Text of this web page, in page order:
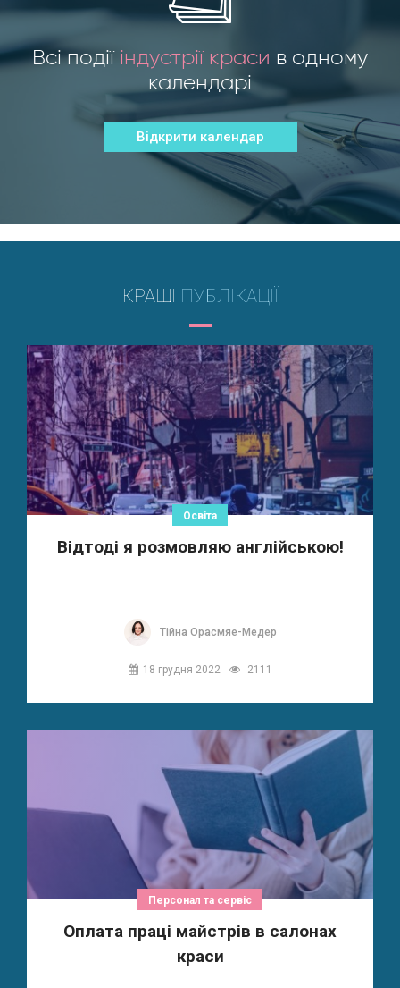
Всі події індустрії краси в одному
календарі
Відкрити календар
КРАЩІ ПУБЛІКАЦІЇ
Освіта
Відтоді я розмовляю англійською!
Тійна Орасмяе-Медер
18 грудня 2022 2111
Персонал та сервіс
Оплата праці майстрів в салонах
краси